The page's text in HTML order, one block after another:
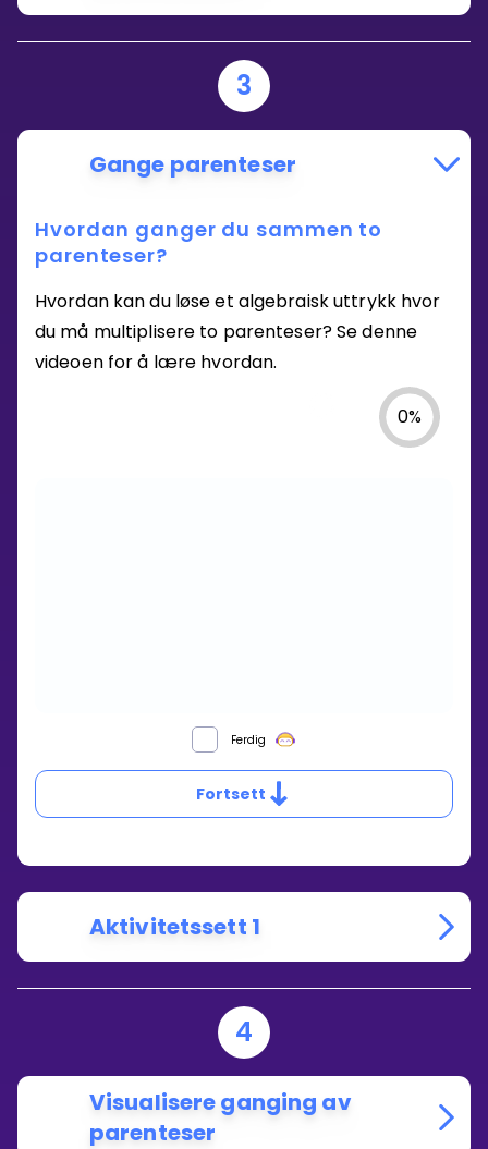
3
Gange parenteser
Hvordan ganger du sammen to
parenteser?
Hvordan kan du løse et algebraisk uttrykk hvor
du må multiplisere to parenteser? Se denne
videoen for å lære hvordan.
0%
DU
TO
Ferdig
Fortsett
Aktivitetssett 1
4
Visualisere ganging av
parenteser